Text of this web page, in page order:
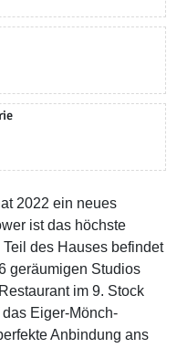
2022 ein neues
ist das höchste
des Hauses befindet
geräumigen Studios
im 9. Stock
Eiger-Mönch-
Anbindung ans